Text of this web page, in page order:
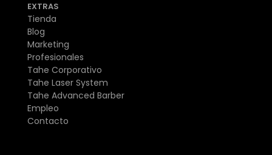
EXTRAS
Tienda
Blog
Marketing
Profesionales
Tahe Corporativo
Tahe Laser System
Tahe Advanced Barber
Empleo
Contacto